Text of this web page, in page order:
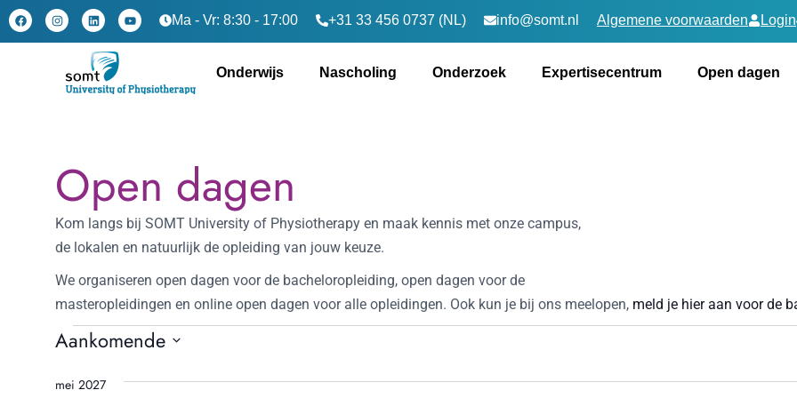
Ma - Vr: 8:30 - 17:00 +31 33 456 0737 (NL) info@somt.nl Algemene voorwaarden Login
Onderwijs Nascholing Onderzoek Expertisecentrum Open dagen
Open dagen
Kom langs bij SOMT University of Physiotherapy en maak kennis met onze campus,
de lokalen en natuurlijk de opleiding van jouw keuze.
We organiseren open dagen voor de bacheloropleiding, open dagen voor de
masteropleidingen en online open dagen voor alle opleidingen. Ook kun je bij ons meelopen, meld je hier aan voor de
Aankomende
een
mei 2027